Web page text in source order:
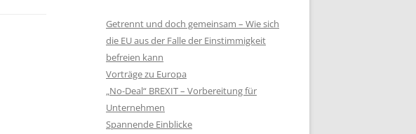
Getrennt und doch gemeinsam – Wie sich
die EU aus der Falle der Einstimmigkeit
befreien kann
Vorträge zu Europa
„No-Deal“ BREXIT – Vorbereitung für
Unternehmen
Spannende Einblicke